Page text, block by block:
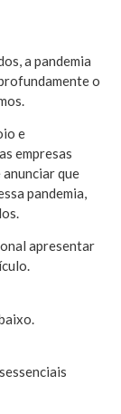
a pandemia
o
e
empresas
que
pandemia,
apresentar